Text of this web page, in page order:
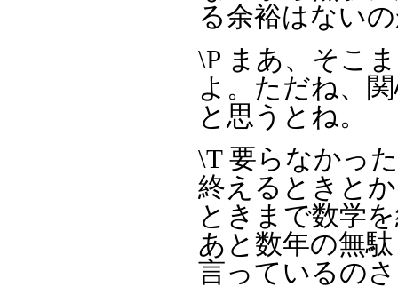
る余裕はない
\P まあ、そこ
よ。ただね、
と思うとね。
\T 要らなかっ
終えるときと
ときまで数学
あと数年の無
言っているの